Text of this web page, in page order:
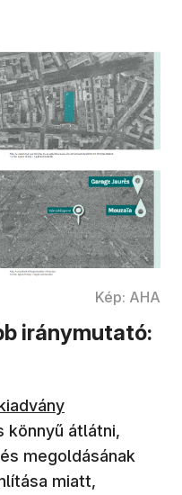
Kép: AHA
iránymutató:
könnyű átlátni,
megoldásának
miatt,